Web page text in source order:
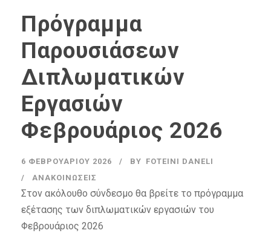
Πρόγραμμα
Παρουσιάσεων
Διπλωματικών
Εργασιών
Φεβρουάριος 2026
6 ΦΕΒΡΟΥΑΡΊΟΥ 2026 BY FOTEINI DANELI
ΑΝΑΚΟΙΝΏΣΕΙΣ
Στον ακόλουθο σύνδεσμο θα βρείτε το πρόγραμμα
εξέτασης των διπλωματικών εργασιών του
Φεβρουάριος 2026